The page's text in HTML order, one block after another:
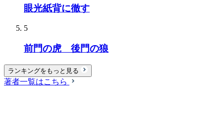
眼光紙背に徹す
5
前門の虎 後門の狼
ランキングをもっと見る
著者一覧はこちら